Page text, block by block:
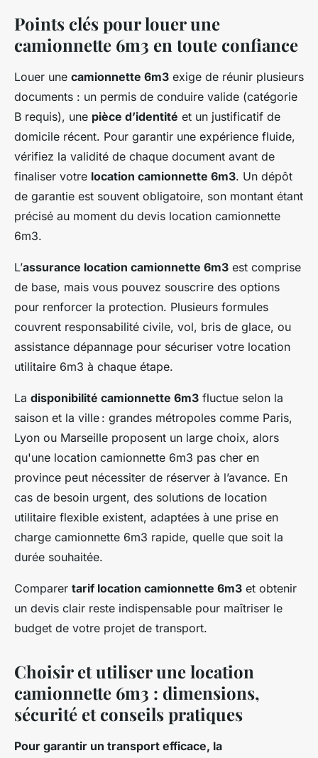
Points clés pour louer une
camionnette 6m3 en toute confiance
Louer une camionnette 6m3 exige de réunir plusieurs
documents : un permis de conduire valide (catégorie
B requis), une pièce d’identité et un justificatif de
domicile récent. Pour garantir une expérience fluide,
vérifiez la validité de chaque document avant de
finaliser votre location camionnette 6m3. Un dépôt
de garantie est souvent obligatoire, son montant étant
précisé au moment du devis location camionnette
6m3.
L’assurance location camionnette 6m3 est comprise
de base, mais vous pouvez souscrire des options
pour renforcer la protection. Plusieurs formules
couvrent responsabilité civile, vol, bris de glace, ou
assistance dépannage pour sécuriser votre location
utilitaire 6m3 à chaque étape.
La disponibilité camionnette 6m3 fluctue selon la
saison et la ville : grandes métropoles comme Paris,
Lyon ou Marseille proposent un large choix, alors
qu'une location camionnette 6m3 pas cher en
province peut nécessiter de réserver à l’avance. En
cas de besoin urgent, des solutions de location
utilitaire flexible existent, adaptées à une prise en
charge camionnette 6m3 rapide, quelle que soit la
durée souhaitée.
Comparer tarif location camionnette 6m3 et obtenir
un devis clair reste indispensable pour maîtriser le
budget de votre projet de transport.
Choisir et utiliser une location
camionnette 6m3 : dimensions,
sécurité et conseils pratiques
Pour garantir un transport efficace, la